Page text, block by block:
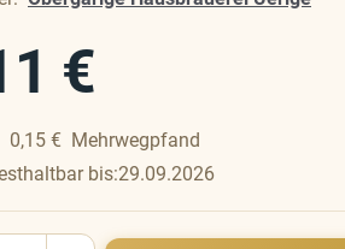
€
0,15 € Mehrwegpfand
bis:29.09.2026